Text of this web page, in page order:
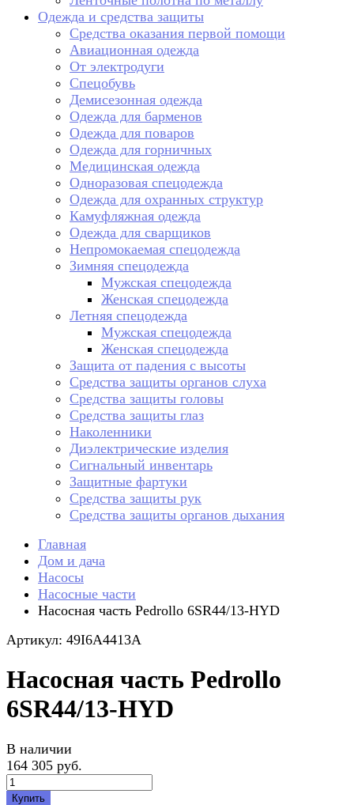
Одежда и средства защиты
Средства оказания первой помощи
Авиационная одежда
От электродуги
Спецобувь
Демисезонная одежда
Одежда для барменов
Одежда для поваров
Одежда для горничных
Медицинская одежда
Одноразовая спецодежда
Одежда для охранных структур
Камуфляжная одежда
Одежда для сварщиков
Непромокаемая спецодежда
Зимняя спецодежда
Мужская спецодежда
Женская спецодежда
Летняя спецодежда
Мужская спецодежда
Женская спецодежда
Защита от падения с высоты
Средства защиты органов слуха
Средства защиты головы
Средства защиты глаз
Наколенники
Диэлектрические изделия
Сигнальный инвентарь
Защитные фартуки
Средства защиты рук
Средства защиты органов дыхания
Главная
Дом и дача
Насосы
Насосные части
Насосная часть Pedrollo 6SR44/13-HYD
Артикул: 49I6A4413A
Насосная часть Pedrollo
6SR44/13-HYD
В наличии
164 305 руб.
Купить